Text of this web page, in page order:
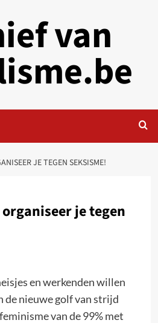
van
JE TEGEN SEKSISME!
je tegen
en werkenden willen
de nieuwe golf van strijd
van de 99% met